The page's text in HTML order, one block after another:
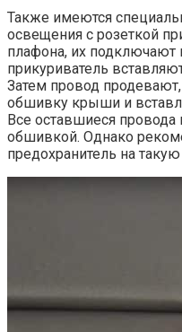
Также имеются
освещения с розеткой
плафона, их подключают
прикуриватель
Затем провод
обшивку крыши и
Все оставшиеся провода
обшивкой. Однако
предохранитель на